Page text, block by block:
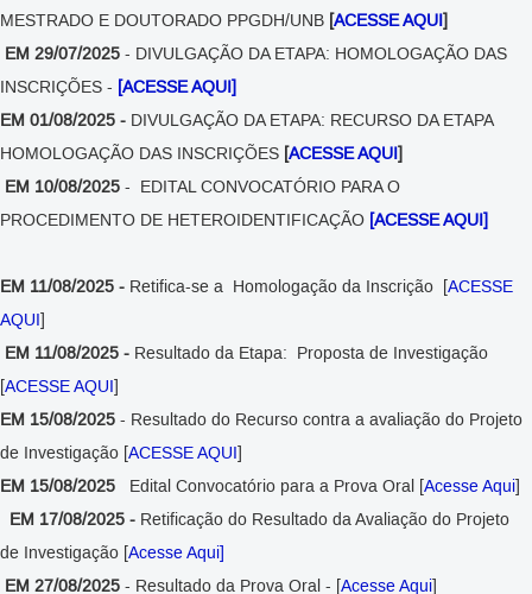
MESTRADO E DOUTORADO PPGDH/UNB [ACESSE AQUI]
EM 29/07/2025 - DIVULGAÇÃO DA ETAPA: HOMOLOGAÇÃO DAS
INSCRIÇÕES - [ACESSE AQUI]
EM 01/08/2025 - DIVULGAÇÃO DA ETAPA: RECURSO DA ETAPA
HOMOLOGAÇÃO DAS INSCRIÇÕES [ACESSE AQUI]
EM 10/08/2025 - EDITAL CONVOCATÓRIO PARA O
PROCEDIMENTO DE HETEROIDENTIFICAÇÃO [ACESSE AQUI]
EM 11/08/2025 - Retifica-se a Homologação da Inscrição [ACESSE
AQUI]
EM 11/08/2025 - Resultado da Etapa: Proposta de Investigação
[ACESSE AQUI]
EM 15/08/2025 - Resultado do Recurso contra a avaliação do Projeto
de Investigação [ACESSE AQUI]
EM 15/08/2025 Edital Convocatório para a Prova Oral [Acesse Aqui]
EM 17/08/2025 - Retificação do Resultado da Avaliação do Projeto
de Investigação [Acesse Aqui]
EM 27/08/2025 - Resultado da Prova Oral - [Acesse Aqui]